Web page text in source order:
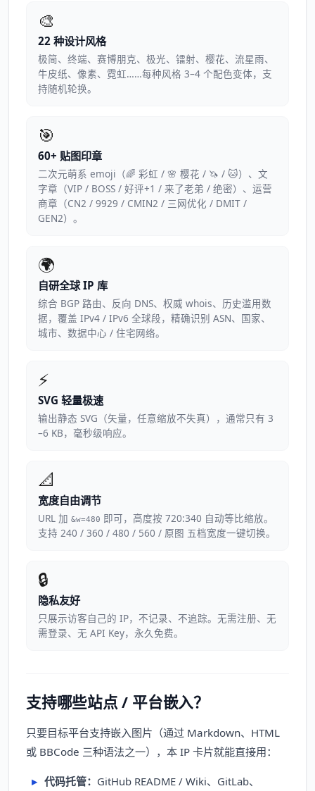
🎨
22 种设计风格
极简、终端、赛博朋克、极光、镭射、樱花、流星雨、
牛皮纸、像素、霓虹……每种风格 3–4 个配色变体，支
持随机轮换。
🎯
60+ 贴图印章
二次元萌系 emoji（🌈 彩虹 / 🌸 樱花 / 🦄 / 🐱）、文
字章（VIP / BOSS / 好评+1 / 来了老弟 / 绝密）、运营
商章（CN2 / 9929 / CMIN2 / 三网优化 / DMIT /
GEN2）。
🌍
自研全球 IP 库
综合 BGP 路由、反向 DNS、权威 whois、历史滥用数
据，覆盖 IPv4 / IPv6 全球段，精确识别 ASN、国家、
城市、数据中心 / 住宅网络。
⚡
SVG 轻量极速
输出静态 SVG（矢量，任意缩放不失真），通常只有 3
–6 KB，毫秒级响应。
📐
宽度自由调节
URL 加 &w=480 即可，高度按 720:340 自动等比缩放。
支持 240 / 360 / 480 / 560 / 原图 五档宽度一键切换。
🔒
隐私友好
只展示访客自己的 IP，不记录、不追踪。无需注册、无
需登录、无 API Key，永久免费。
支持哪些站点 / 平台嵌入？
只要目标平台支持嵌入图片（通过 Markdown、HTML
或 BBCode 三种语法之一），本 IP 卡片就能直接用：
代码托管： GitHub README / Wiki、GitLab、